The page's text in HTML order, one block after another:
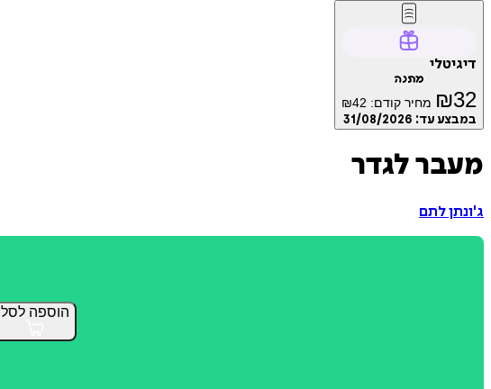
דיגיטלי
מתנה
₪32 מחיר קודם: ₪42
במבצע עד: 31/08/2026
הוספה לסל
מעבר לגדר
ג'ונתן לתם